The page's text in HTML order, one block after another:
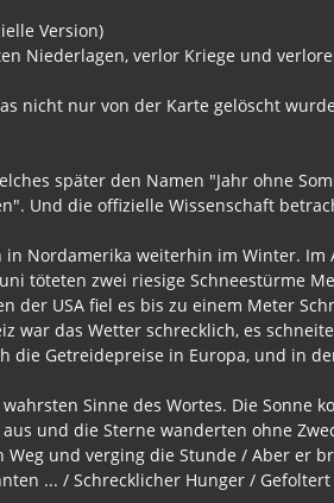
Version)
Niederlagen, verlor Kriege und
nicht nur von der Karte gelöscht
später den Namen "Jahr ohne
Und die offizielle Wissenschaft
Nordamerika weiterhin im Winter.
töteten zwei riesige Schneestürme
der USA fiel es bis zu einem Meter
war das Wetter schrecklich, es
die Getreidepreise in Europa, und in
Sinne des Wortes. Die
aus und die Sterne wanderten ohne
und verging die Stunde / Aber er
... / Schrecklicher Hunger /